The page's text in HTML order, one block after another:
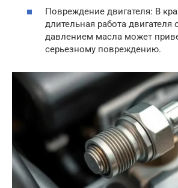
Повреждение двигателя: В
длительная работа двигателя
давлением масла может
серьезному повреждению.